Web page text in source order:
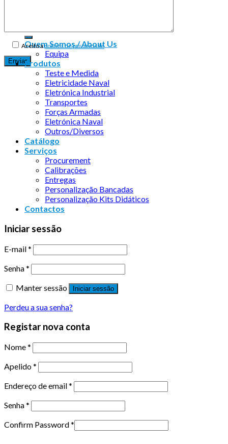
Aceito apolítica de privacidade
Quem Somos / About Us
Equipa
Produtos
Teste e Medida
Eletricidade Naval
Eletrónica Industrial
Transportes
Forças Armadas
Eletrónica Naval
Outros/Diversos
Catálogo
Serviços
Procurement
Calibrações
Entregas
Personalização Bancadas
Personalização Kits Didáticos
Contactos
Iniciar sessão
E-mail*
Senha*
Manter sessão
Iniciar sessão
Perdeu a sua senha?
Registar nova conta
Nome*
Apelido*
Endereço de email*
Senha*
Confirm Password*